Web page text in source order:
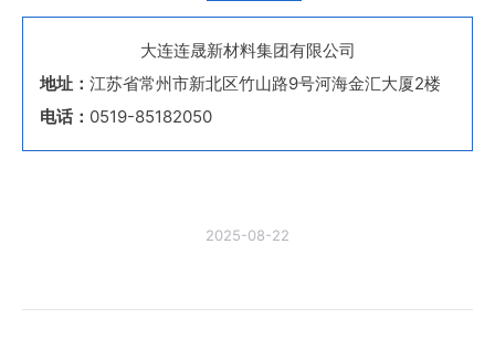
大连连晟新材料集团有限公司
地址： 江苏省常州市新北区竹山路9号河海金汇大厦2楼
电话： 0519-85182050
2025-08-22